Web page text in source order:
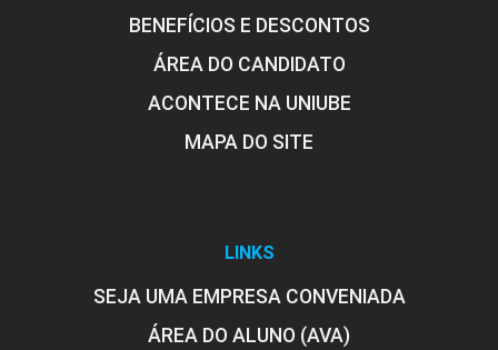
96
96
BENEFÍCIOS E DESCONTOS
ÁREA DO CANDIDATO
ACONTECE NA UNIUBE
MAPA DO SITE
LINKS
SEJA UMA EMPRESA CONVENIADA
ÁREA DO ALUNO (AVA)